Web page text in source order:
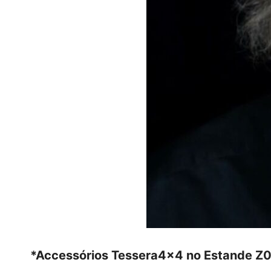
*Accessórios Tessera4x4 no Estande